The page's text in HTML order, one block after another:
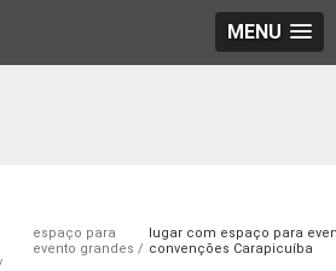
MENU
espaço para
evento grandes
lugar com espaço para
convenções Carapicuíba